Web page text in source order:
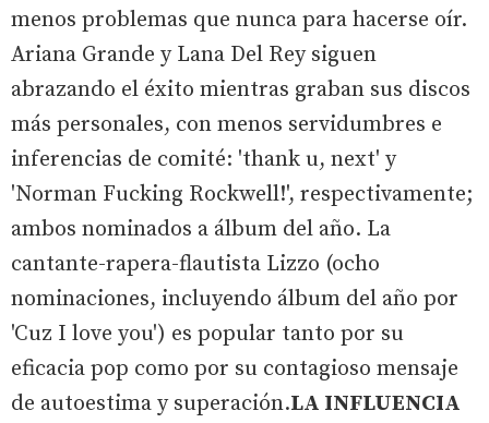
menos problemas que nunca para hacerse oír.
Ariana Grande y Lana Del Rey siguen
abrazando el éxito mientras graban sus discos
más personales, con menos servidumbres e
inferencias de comité: 'thank u, next' y
'Norman Fucking Rockwell!', respectivamente;
ambos nominados a álbum del año. La
cantante-rapera-flautista Lizzo (ocho
nominaciones, incluyendo álbum del año por
'Cuz I love you') es popular tanto por su
eficacia pop como por su contagioso mensaje
de autoestima y superación.LA INFLUENCIA